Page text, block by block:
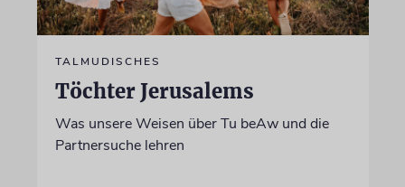
TALMUDISCHES
Töchter Jerusalems
Was unsere Weisen über Tu beAw und die
Partnersuche lehren